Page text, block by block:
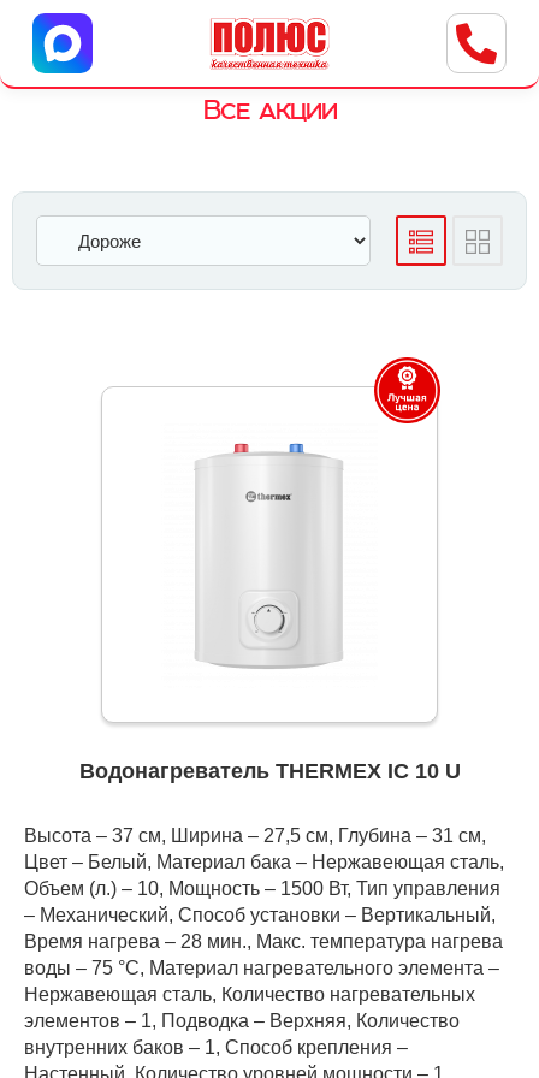
Центр бытовой техники
г. Ульяновск, ул. Пушкарева, 8a
Все акции
Водонагреватель THERMEX IC 10 U
Высота – 37 см, Ширина – 27,5 см, Глубина – 31 см,
Цвет – Белый, Материал бака – Нержавеющая сталь,
Объем (л.) – 10, Мощность – 1500 Вт, Тип управления
– Механический, Способ установки – Вертикальный,
Время нагрева – 28 мин., Макс. температура нагрева
воды – 75 °С, Материал нагревательного элемента –
Нержавеющая сталь, Количество нагревательных
элементов – 1, Подводка – Верхняя, Количество
внутренних баков – 1, Способ крепления –
Настенный, Количество уровней мощности – 1,